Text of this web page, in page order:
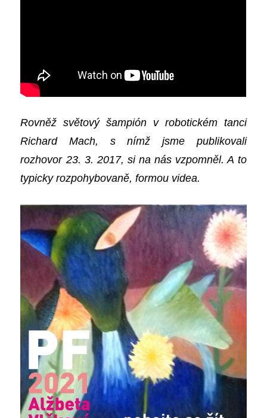
Rovněž světový šampión v robotickém tanci
Richard Mach, s nímž jsme publikovali
rozhovor 23. 3. 2017, si na nás vzpomněl. A to
typicky rozpohybovaně, formou videa.